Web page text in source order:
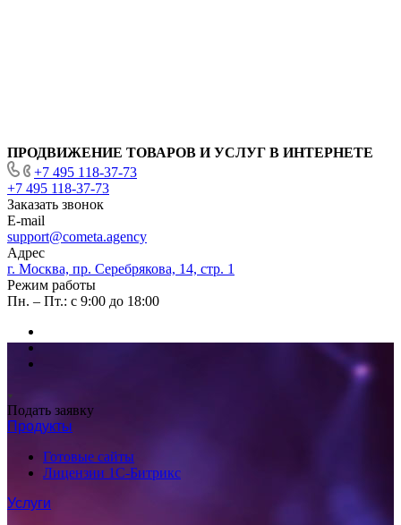
ПРОДВИЖЕНИЕ ТОВАРОВ И УСЛУГ В ИНТЕРНЕТЕ
+7 495 118-37-73
+7 495 118-37-73
Заказать звонок
E-mail
support@cometa.agency
Адрес
г. Москва, пр. Серебрякова, 14, стр. 1
Режим работы
Пн. – Пт.: с 9:00 до 18:00
Подать заявку
Продукты
Готовые сайты
Лицензии 1С-Битрикс
Услуги